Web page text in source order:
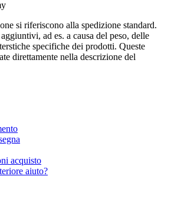
si riferiscono alla spedizione standard.
ad es. a causa del peso, delle
specifiche dei prodotti. Queste
direttamente nella descrizione del
acquisto
aiuto?